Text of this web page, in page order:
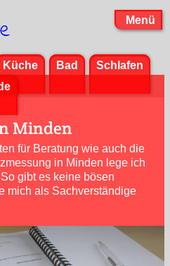
Menü
Küche Bad
Schlafen
Minden
für Beratung wie auch die
in Minden lege ich
gibt es keine bösen
mich als Sachverständige